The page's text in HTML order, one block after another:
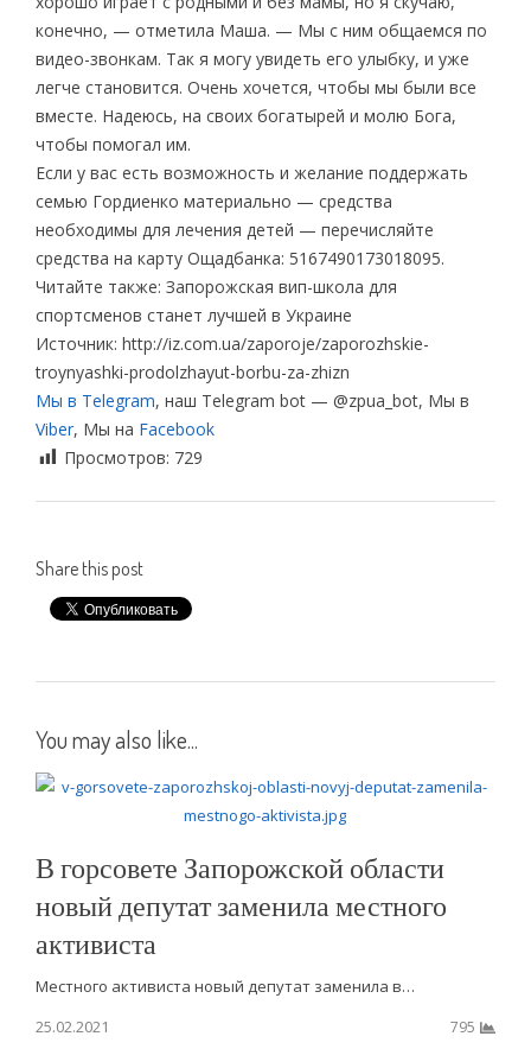
конечно, — отметила Маша. — Мы с ним общаемся по
видео-звонкам. Так я могу увидеть его улыбку, и уже
легче становится. Очень хочется, чтобы мы были все
вместе. Надеюсь, на своих богатырей и молю Бога,
чтобы помогал им.
Если у вас есть возможность и желание поддержать
семью Гордиенко материально — средства
необходимы для лечения детей — перечисляйте
средства на карту Ощадбанка: 5167490173018095.
Читайте также: Запорожская вип-школа для
спортсменов станет лучшей в Украине
Источник: http://iz.com.ua/zaporoje/zaporozhskie-
troynyashki-prodolzhayut-borbu-za-zhizn
Мы в Telegram, наш Telegram bot — @zpua_bot, Мы в
Viber, Мы на Facebook
Просмотров: 729
Share this post
You may also like...
В горсовете Запорожской области
новый депутат заменила местного
активиста
Местного активиста новый депутат заменила в…
25.02.2021
795